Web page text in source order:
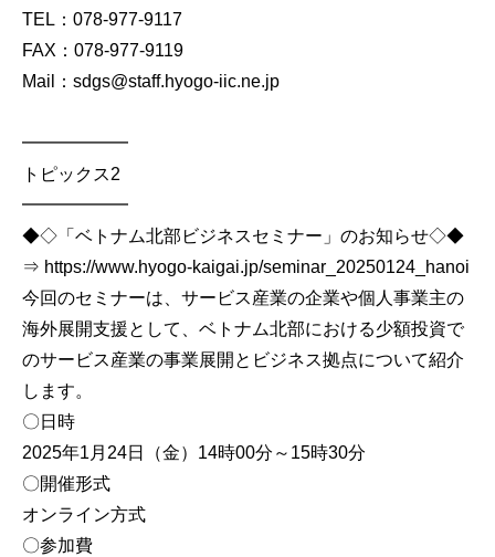
TEL：078-977-9117
FAX：078-977-9119
Mail：sdgs@staff.hyogo-iic.ne.jp
━━━━━━
トピックス2
━━━━━━
◆◇「ベトナム北部ビジネスセミナー」のお知らせ◇◆
⇒ https://www.hyogo-kaigai.jp/seminar_20250124_hanoi
今回のセミナーは、サービス産業の企業や個人事業主の
海外展開支援として、ベトナム北部における少額投資で
のサービス産業の事業展開とビジネス拠点について紹介
します。
〇日時
2025年1月24日（金）14時00分～15時30分
〇開催形式
オンライン方式
〇参加費